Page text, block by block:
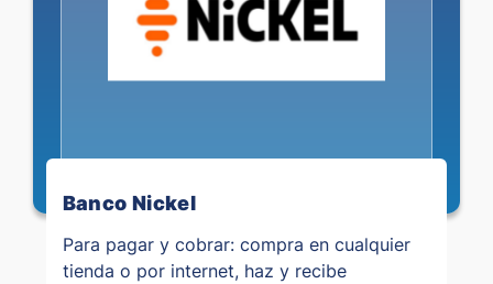
Banco Nickel
Para pagar y cobrar: compra en cualquier
tienda o por internet, haz y recibe